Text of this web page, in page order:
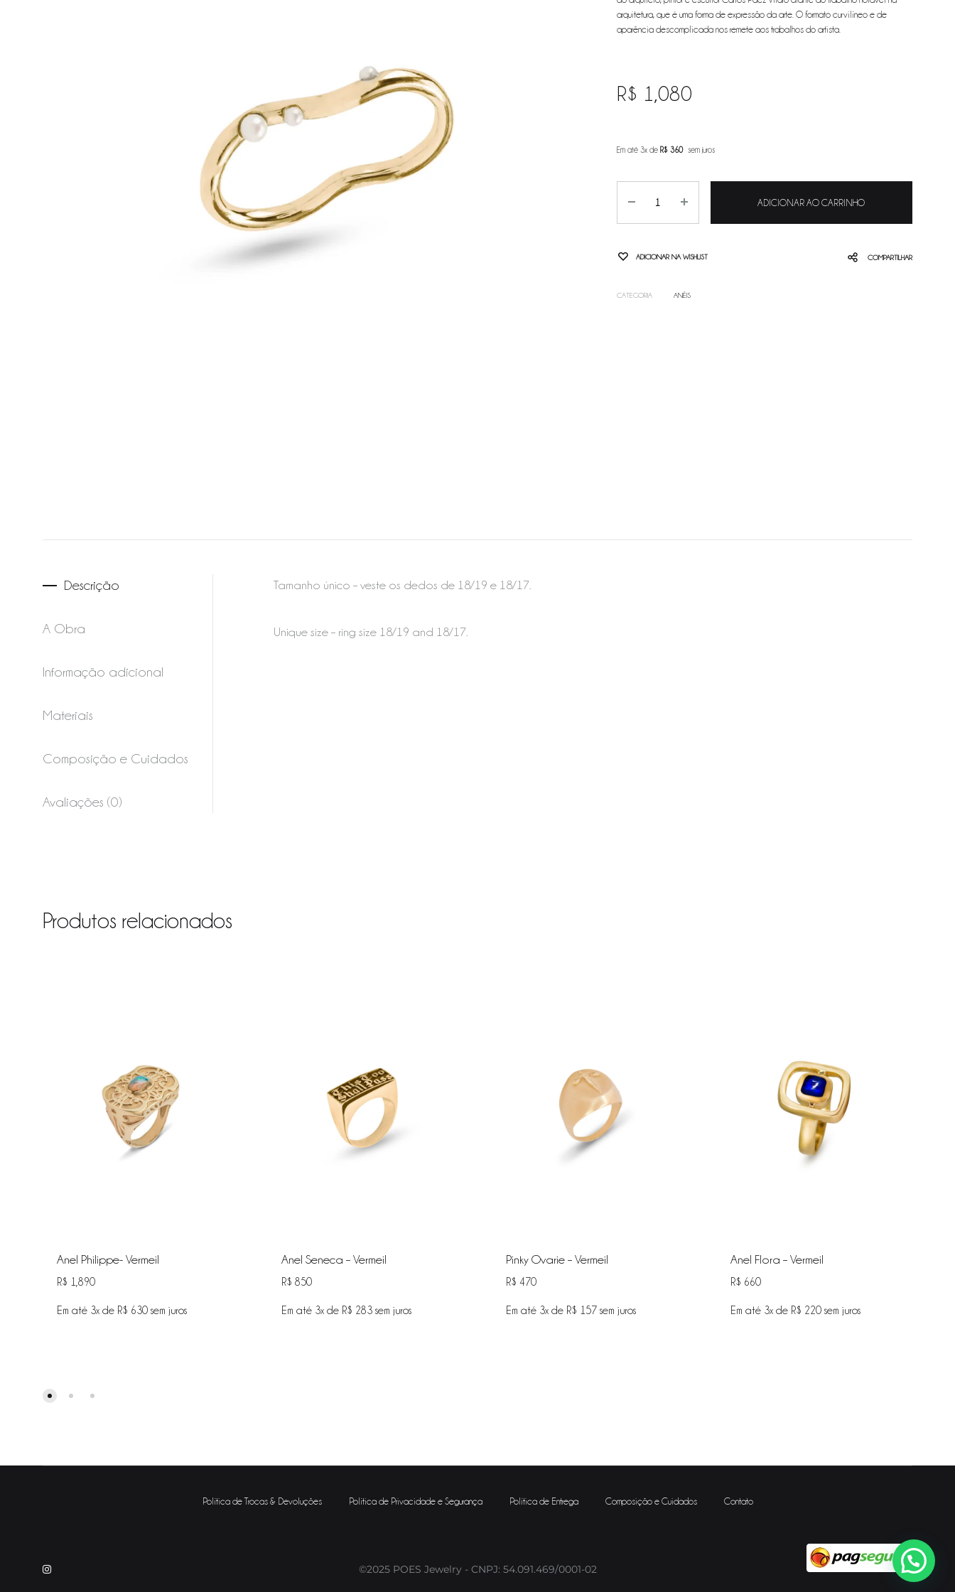
arquitetura, que é uma forma de expressão da arte. O formato curvilíneo e de
aparência descomplicada nos remete aos trabalhos do artista.
R$ 1,080
Em até 3x de R$360 sem juros
ADICIONAR AO CARRINHO
ADICIONAR NA WISHLIST COMPARTILHAR
CATEGORIA ANÉIS
Descrição
A Obra
Informação adicional
Materiais
Composição e Cuidados
Avaliações (0)
Tamanho único – veste os dedos de 18/19 e 18/17.
Unique size – ring size 18/19 and 18/17.
Produtos relacionados
Anel Philippe- Vermeil
R$ 1,890
Em até 3x de R$ 630 sem juros
Anel Seneca – Vermeil
R$ 850
Em até 3x de R$ 283 sem juros
Pinky Ovarie – Vermeil
R$ 470
Em até 3x de R$ 157 sem juros
Anel Flora – Vermeil
R$ 660
Em até 3x de R$ 220 sem juros
Instagram
Política de Trocas & Devoluções Política de Privacidade e Segurança Política de Entrega Composição e Cuidados Contato
©2025 POES Jewelry - CNPJ: 54.091.469/0001-02